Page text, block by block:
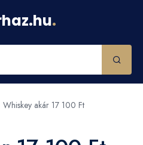
.
Whiskey akár 17 100 Ft